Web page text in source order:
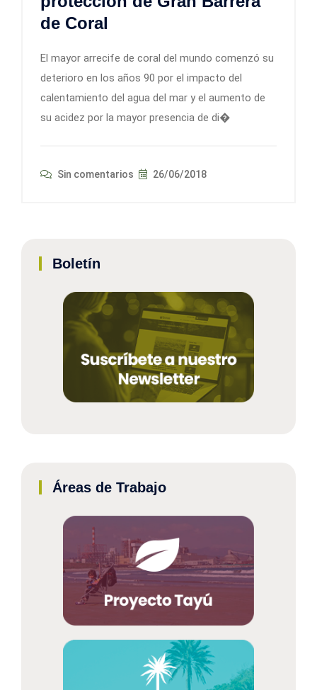
de Coral
El mayor arrecife de coral del mundo comenzó su
deterioro en los años 90 por el impacto del
calentamiento del agua del mar y el aumento de
su acidez por la mayor presencia de di�
Sin comentarios 26/06/2018
Boletín
Áreas de Trabajo